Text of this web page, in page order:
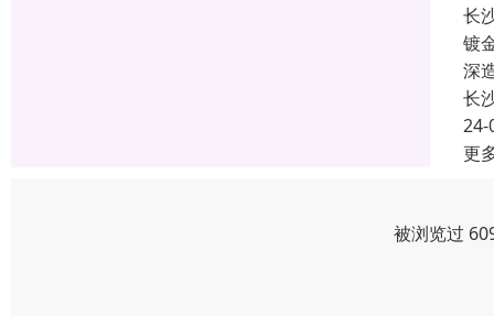
长
镀
深
长
24-
更
被浏览过